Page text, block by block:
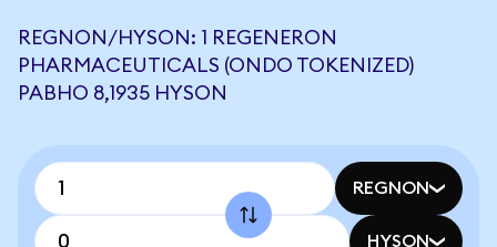
REGNON/HYSON: 1 REGENERON
PHARMACEUTICALS (ONDO TOKENIZED)
РАВНО 8,1935 HYSON
REGNON
HYSON